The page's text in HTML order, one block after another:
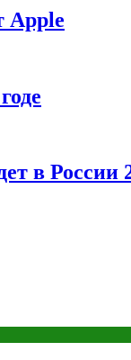
Apple
в России